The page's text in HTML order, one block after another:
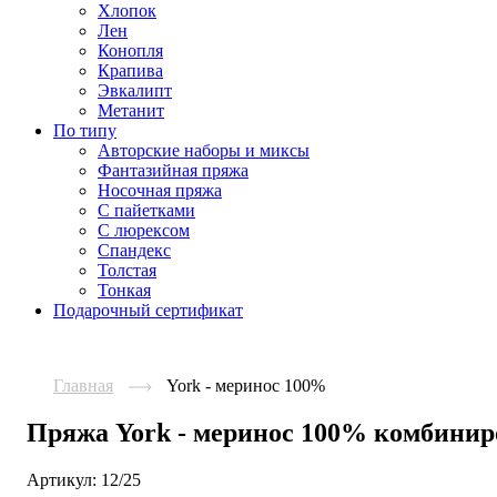
Хлопок
Лен
Конопля
Крапива
Эвкалипт
Метанит
По типу
Авторские наборы и миксы
Фантазийная пряжа
Носочная пряжа
С пайетками
С люрексом
Спандекс
Толстая
Тонкая
Подарочный сертификат
Главная York - меринос 100%
Пряжа York - меринос 100%
Артикул: 12/25